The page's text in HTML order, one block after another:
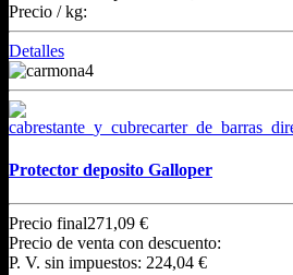
Precio / kg:
Detalles
Protector deposito Galloper
Precio final271,09 €
Precio de venta con descuento:
P. V. sin impuestos: 224,04 €